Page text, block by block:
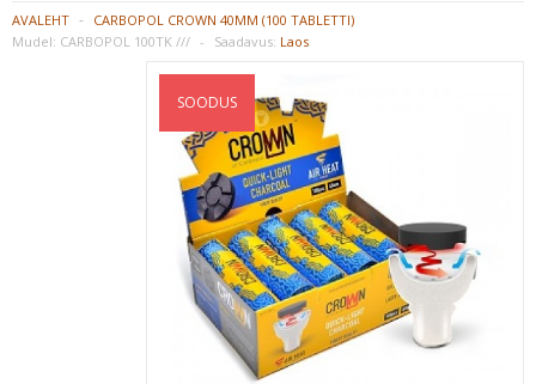
HEADSHOP
AVALEHT
CARBOPOL CROWN 40MM (100 TABLETTI)
Mudel: CARBOPOL 100TK /// Saadavus: Laos
SOODUS